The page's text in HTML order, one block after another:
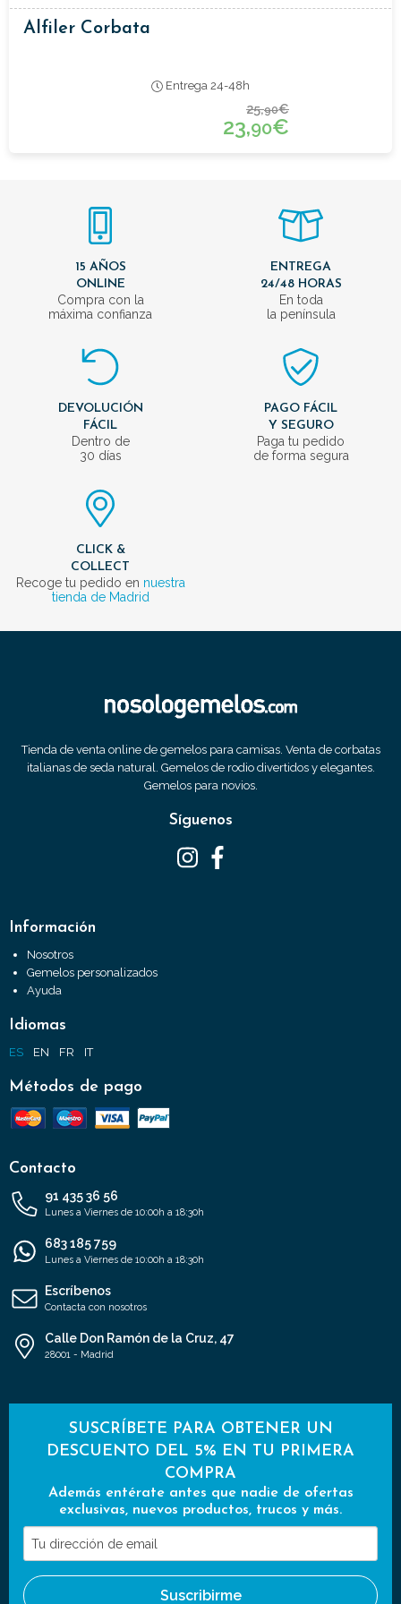
Alfiler Corbata
Entrega 24-48h
25,90€
23,90€
15 AÑOS
ONLINE
Compra con la
máxima confianza
ENTREGA
24/48 HORAS
En toda
la península
DEVOLUCIÓN
FÁCIL
Dentro de
30 días
PAGO FÁCIL
Y SEGURO
Paga tu pedido
de forma segura
CLICK &
COLLECT
Recoge tu pedido en nuestra
tienda de Madrid
Tienda de venta online de gemelos para camisas. Venta de corbatas
italianas de seda natural. Gemelos de rodio divertidos y elegantes.
Gemelos para novios.
Síguenos
Información
Nosotros
Gemelos personalizados
Ayuda
Idiomas
ES EN FR IT
Métodos de pago
Contacto
91 435 36 56
Lunes a Viernes de 10:00h a 18:30h
683 185 759
Lunes a Viernes de 10:00h a 18:30h
Escríbenos
Contacta con nosotros
Calle Don Ramón de la Cruz, 47
28001 - Madrid
SUSCRÍBETE PARA OBTENER UN
DESCUENTO DEL 5% EN TU PRIMERA
COMPRA
Además entérate antes que nadie de ofertas
exclusivas, nuevos productos, trucos y más.
Tu
dirección
de
Suscribirme